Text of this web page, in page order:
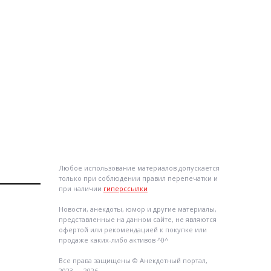
Любое использование материалов допускается
только при соблюдении правил перепечатки и
при наличии гиперссылки
Новости, анекдоты, юмор и другие материалы,
представленные на данном сайте, не являются
офертой или рекомендацией к покупке или
продаже каких-либо активов ^0^
Все права защищены © Анекдотный портал,